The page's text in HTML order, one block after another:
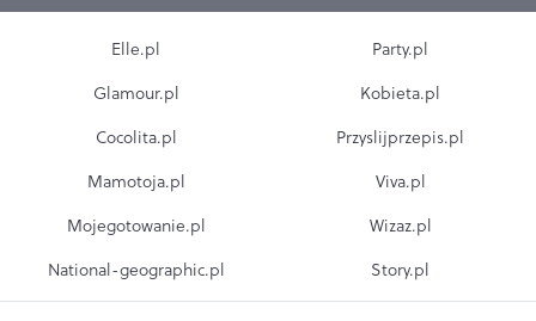
Elle.pl
Glamour.pl
Cocolita.pl
Mamotoja.pl
Mojegotowanie.pl
National-geographic.pl
Party.pl
Kobieta.pl
Przyslijprzepis.pl
Viva.pl
Wizaz.pl
Story.pl